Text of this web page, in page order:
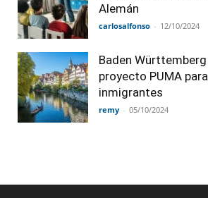
Alemán
carlosalfonso - 12/10/2024
Baden Württemberg
proyecto PUMA para
inmigrantes
remy - 05/10/2024